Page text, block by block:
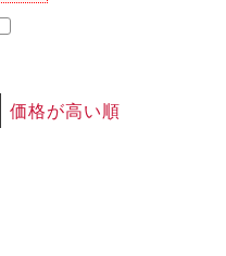
価格が高い順